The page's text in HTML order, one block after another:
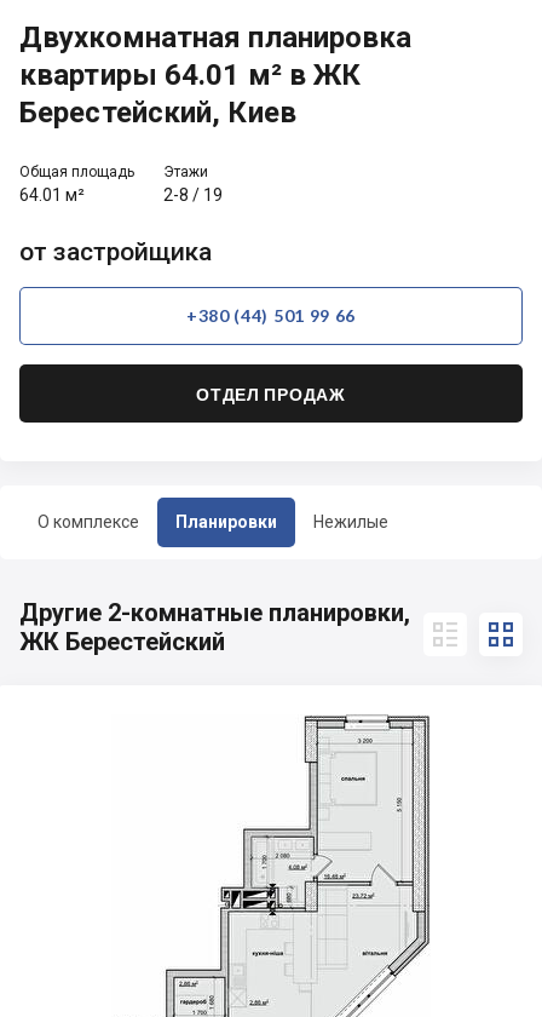
О комплексе Планировки Нежилые
Двухкомнатная планировка
квартиры 64.01 м² в ЖК
Берестейский, Киев
Общая площадь
64.01 м²
Этажи
2-8 / 19
от застройщика
+380 (44) 501 99 66
ОТДЕЛ ПРОДАЖ
Другие 2-комнатные планировки,
ЖК Берестейский
 